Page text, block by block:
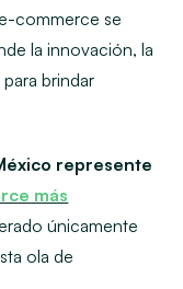
commerce se
la innovación, la
brindar
represente
más
únicamente
ola de